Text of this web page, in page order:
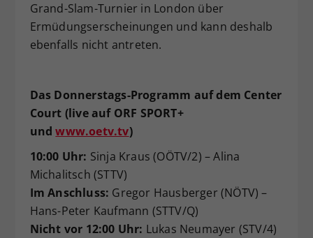
Grand-Slam-Turnier in London über
Ermüdungserscheinungen und kann deshalb
ebenfalls nicht antreten.
Das Donnerstags-Programm auf dem Center
Court (live auf ORF SPORT+
undwww.oetv.tv)
10:00 Uhr: Sinja Kraus (OÖTV/2) – Alina
Michalitsch (STTV)
Im Anschluss: Gregor Hausberger (NÖTV) –
Hans-Peter Kaufmann (STTV/Q)
Nicht vor 12:00 Uhr: Lukas Neumayer (STV/4)